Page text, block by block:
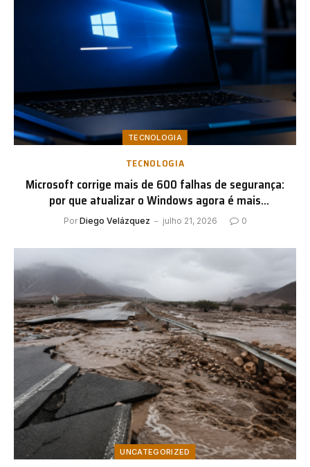
TECNOLOGIA
TECNOLOGIA
Microsoft corrige mais de 600 falhas de segurança:
por que atualizar o Windows agora é mais
importante do que nunca
Por Diego Velázquez julho 21, 2026 0
UNCATEGORIZED